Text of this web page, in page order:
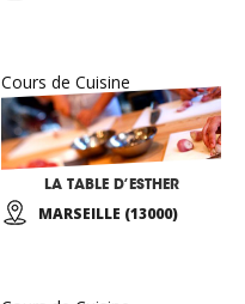
Cours de Cuisine
LA TABLE D’ESTHER
MARSEILLE (13000)